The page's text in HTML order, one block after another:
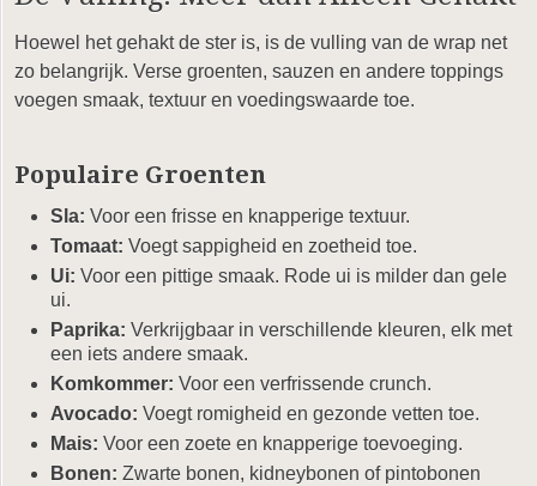
Hoewel het gehakt de ster is, is de vulling van de wrap net
zo belangrijk. Verse groenten, sauzen en andere toppings
voegen smaak, textuur en voedingswaarde toe.
Populaire Groenten
Sla: Voor een frisse en knapperige textuur.
Tomaat: Voegt sappigheid en zoetheid toe.
Ui: Voor een pittige smaak. Rode ui is milder dan gele
ui.
Paprika: Verkrijgbaar in verschillende kleuren, elk met
een iets andere smaak.
Komkommer: Voor een verfrissende crunch.
Avocado: Voegt romigheid en gezonde vetten toe.
Mais: Voor een zoete en knapperige toevoeging.
Bonen: Zwarte bonen, kidneybonen of pintobonen